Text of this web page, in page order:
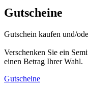
Gutscheine
Gutschein kaufen und/
Verschenken Sie ein
einen Betrag Ihrer Wahl.
Gutscheine